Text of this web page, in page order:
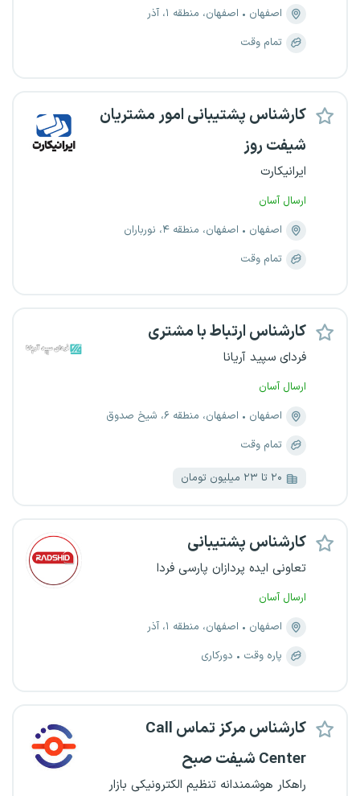
اصفهان
اصفهان، منطقه ۱، آذر
تمام وقت
کارشناس پشتیبانی امور مشتریان
شیفت روز
ایرانیکارت
ارسال آسان
اصفهان
اصفهان، منطقه ۴، نورباران
تمام وقت
کارشناس ارتباط با مشتری
فردای سپید آریانا
ارسال آسان
اصفهان
اصفهان، منطقه ۶، شیخ صدوق
تمام وقت
۲۰ تا ۲۳ میلیون تومان
کارشناس پشتیبانی
تعاونی ایده پردازان پارسی فردا
ارسال آسان
اصفهان
اصفهان، منطقه ۱، آذر
پاره وقت
دورکاری
کارشناس مرکز تماس Call
Center شیفت صبح
راهکار هوشمندانه تنظیم الکترونیکی بازار